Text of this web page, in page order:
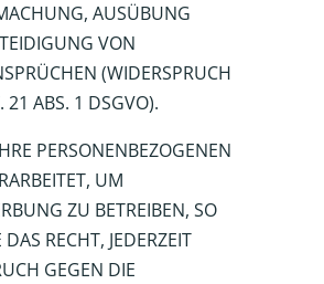
AUSÜBUNG
VON
(WIDERSPRUCH
21 ABS. 1 DSGVO).
PERSONENBEZOGENEN
UM
ZU BETREIBEN, SO
RECHT, JEDERZEIT
GEGEN DIE